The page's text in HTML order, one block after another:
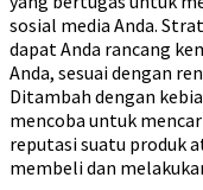
sosial media Anda.
dapat Anda rancang
Anda, sesuai dengan
Ditambah dengan
mencoba untuk
reputasi suatu produk
membeli dan